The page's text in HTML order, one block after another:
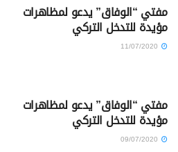
مفتي “الوفاق” يدعو لمظاهرات
مؤيدة للتدخل التركي
مفتي “الوفاق” يدعو لمظاهرات
مؤيدة للتدخل التركي